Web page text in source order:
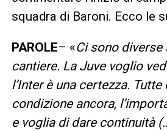
squadra di Baroni. Ecco le
PAROLE– «Ci sono diverse
cantiere. La Juve voglio
l’Inter è una certezza.
condizione ancora,
e voglia di dare continuità